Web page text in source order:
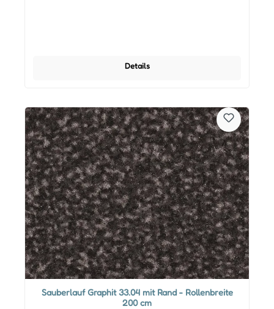
Details
Sauberlauf Graphit 33.04 mit Rand - Rollenbreite
200 cm